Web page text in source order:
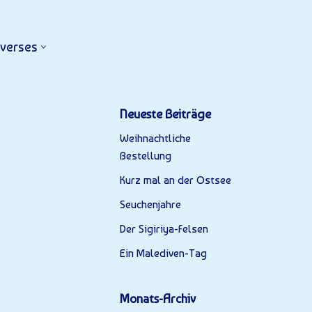
Neueste Beiträge
Weihnachtliche
Bestellung
Kurz mal an der Ostsee
Seuchenjahre
Der Sigiriya-Felsen
Ein Malediven-Tag
Monats-Archiv